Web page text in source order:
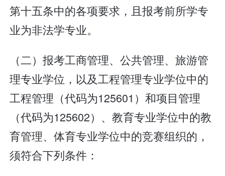
第十五条中的各项要求，且报考前所学专
业为非法学专业。
（二）报考工商管理、公共管理、旅游管
理专业学位，以及工程管理专业学位中的
工程管理（代码为125601）和项目管理
（代码为125602）、教育专业学位中的教
育管理、体育专业学位中的竞赛组织的，
须符合下列条件：